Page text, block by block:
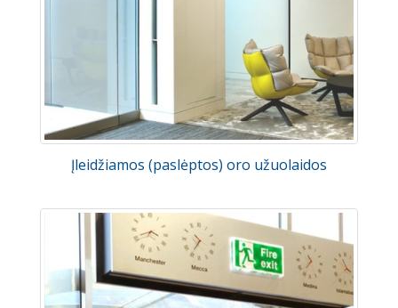
Įleidžiamos (paslėptos) oro užuolaidos